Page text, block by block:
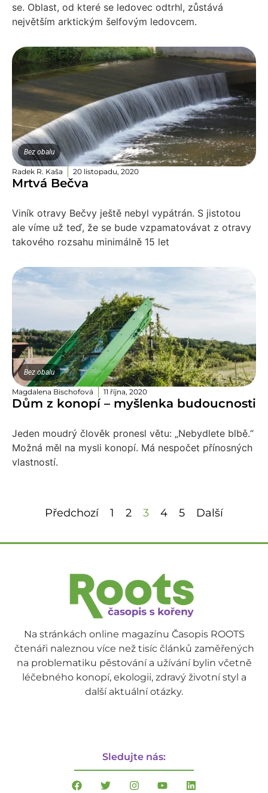
se. Oblast, od které se ledovec odtrhl, zůstává
největším arktickým šelfovým ledovcem.
Bez obalu
Radek R. Kaša 20 listopadu, 2020
Mrtvá Bečva
Viník otravy Bečvy ještě nebyl vypátrán. S jistotou
ale víme už teď, že se bude vzpamatovávat z otravy
takového rozsahu minimálně 15 let
Bez obalu
Magdalena Bischofová 11 října, 2020
Dům z konopí – myšlenka budoucnosti
Jeden moudrý člověk pronesl větu: „Nebydlete blbě.“
Možná měl na mysli konopí. Má nespočet přínosných
vlastností.
Předchozí 1 2 3 4 5 Další
Na stránkách online magazínu Časopis ROOTS
čtenáři naleznou více než tisíc článků zaměřených
na problematiku pěstování a užívání bylin včetně
léčebného konopí, ekologii, zdravý životní styl a
další aktuální otázky.
Sledujte nás: